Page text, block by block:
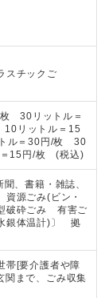
スチックご
30リットル＝
リットル＝15
ル＝30円/枚 30
15円/枚 (税込)
、書籍・雑誌、
源ごみ(ビン・
破砕ごみ 有害ご
銀体温計)〕 拠
帯[要介護者や障
関まで、ごみ収集